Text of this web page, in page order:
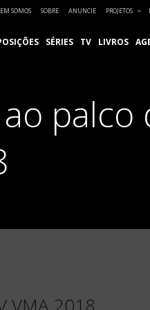
SOMOS SOBRE ANUNCIE PROJETOS
SÉRIES TV LIVROS
palco
VMA 2018